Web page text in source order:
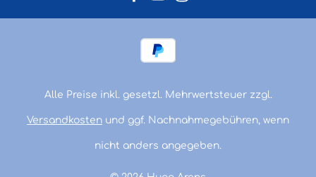
Alle Preise inkl. gesetzl. Mehrwertsteuer zzgl.
Versandkosten und ggf. Nachnahmegebühren, wenn
nicht anders angegeben.